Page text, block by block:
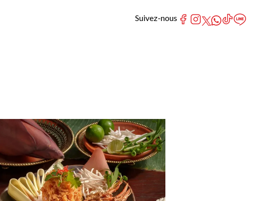
Suivez-nous